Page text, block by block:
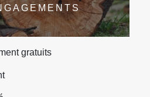
gratuits